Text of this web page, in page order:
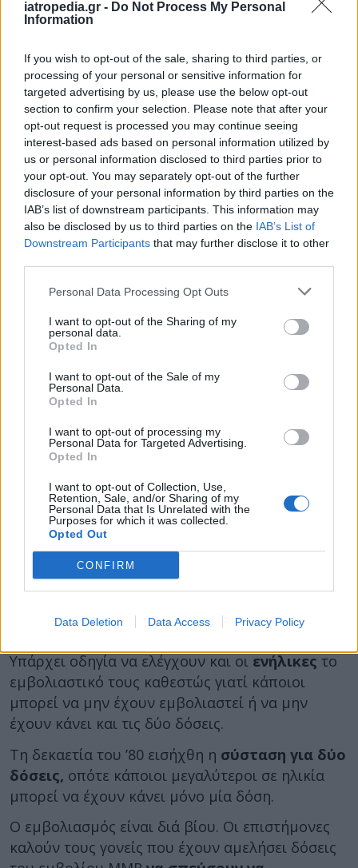
iatropedia.gr - Do Not Process My Personal
Information
If you wish to opt-out of the sale, sharing to third parties, or
processing of your personal or sensitive information for
targeted advertising by us, please use the below opt-out
section to confirm your selection. Please note that after your
opt-out request is processed you may continue seeing
interest-based ads based on personal information utilized by
us or personal information disclosed to third parties prior to
your opt-out. You may separately opt-out of the further
disclosure of your personal information by third parties on the
IAB’s list of downstream participants. This information may
also be disclosed by us to third parties on the IAB’s List of
Downstream Participants that may further disclose it to other
Personal Data Processing Opt Outs
I want to opt-out of the Sharing of my
personal data.
Opted In
I want to opt-out of the Sale of my
Personal Data.
Opted In
I want to opt-out of processing my
Personal Data for Targeted Advertising.
Opted In
I want to opt-out of Collection, Use,
Retention, Sale, and/or Sharing of my
Personal Data that Is Unrelated with the
Purposes for which it was collected.
Opted Out
CONFIRM
Data Deletion Data Access Privacy Policy
πρώτες ημέρες μοιάζουν με κοινό κρυολόγημα
συνέχεια -στη δεύτερη φάση της νόσου-
προκαλείεξάνθημα.
Οι πιο συχνέςεπιπλοκές της ιλαράςείναι:
μέση ωτίτιδα, πνευμονία, διάρροια,
μεταλοιμώδης εγκεφαλίτιδα και υποξεία
σκληρυντική πανεγκεφαλίτιδα, μια σπάνια (1
ανά 100.000 περιπτώσεις) και θανατηφόρα
εκφυλιστική νόσο του κεντρικού νευρικού
συστήματος, που προκαλείται από επίμονη
πνευμονίαευθύνεται για6 στους 10
Σύμφωνα με τον ΕΟΔΥ, από το 2004 έως το 2022
καταγράφηκαν στην Ελλάδα
ιλαράς με 4.151 κρούσματα και 4 θανάτους.
Το εμβόλιο της ιλαράς
Στην Ελλάδα το εμβόλιο ιλαράς κυκλοφόρησε
στις αρχές της δεκαετίας του ’70, εντάχθηκε στο
Εθνικό πρόγραμμα εμβολιασμών το 1981 και το
1989 εντάχθηκε ωςτριπλό εμβόλιο ιλαράς –
παρωτίτιδας – ερυθράς (MMR).
Γίνεται σε δύο δόσεις:
η πρώτη δόση μεταξύ12 και 15 μηνών
αργότερο.
Υπάρχει οδηγία να ελέγχουν και οι ενήλικες το
εμβολιαστικό τους καθεστώς γιατί κάποιοι
μπορεί να μην έχουν εμβολιαστεί ή να μην
έχουν κάνει και τις δύο δόσεις.
Τη δεκαετία του ’80 εισήχθη η σύσταση για δύο
δόσεις, οπότε κάποιοι μεγαλύτεροι σε ηλικία
μπορεί να έχουν κάνει μόνο μία δόση.
Ο εμβολιασμός είναι διά βίου. Οι επιστήμονες
καλούν τους γονείς που έχουν αμελήσει δόσεις